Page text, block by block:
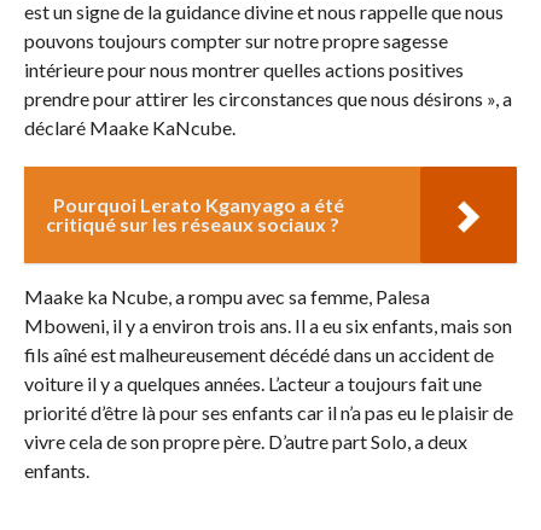
est un signe de la guidance divine et nous rappelle que nous
pouvons toujours compter sur notre propre sagesse
intérieure pour nous montrer quelles actions positives
prendre pour attirer les circonstances que nous désirons », a
déclaré Maake KaNcube.
Pourquoi Lerato Kganyago a été
critiqué sur les réseaux sociaux ?
Maake ka Ncube, a rompu avec sa femme, Palesa
Mboweni, il y a environ trois ans. Il a eu six enfants, mais son
fils aîné est malheureusement décédé dans un accident de
voiture il y a quelques années. L’acteur a toujours fait une
priorité d’être là pour ses enfants car il n’a pas eu le plaisir de
vivre cela de son propre père. D’autre part Solo, a deux
enfants.